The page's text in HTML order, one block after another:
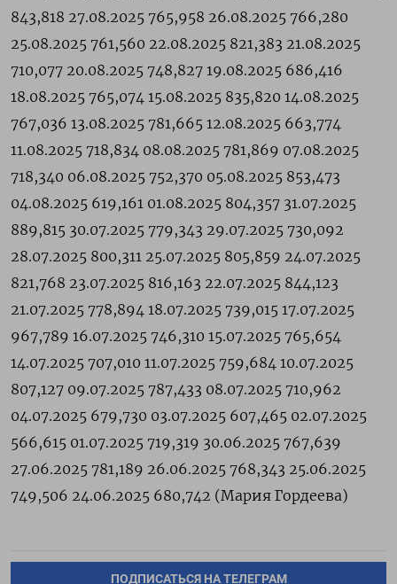
843,818 27.08.2025 765,958 26.08.2025 766,280
25.08.2025 761,560 22.08.2025 821,383 21.08.2025
710,077 20.08.2025 748,827 19.08.2025 686,416
18.08.2025 765,074 15.08.2025 835,820 14.08.2025
767,036 13.08.2025 781,665 12.08.2025 663,774
11.08.2025 718,834 08.08.2025 781,869 07.08.2025
718,340 06.08.2025 752,370 05.08.2025 853,473
04.08.2025 619,161 01.08.2025 804,357 31.07.2025
889,815 30.07.2025 779,343 29.07.2025 730,092
28.07.2025 800,311 25.07.2025 805,859 24.07.2025
821,768 23.07.2025 816,163 22.07.2025 844,123
21.07.2025 778,894 18.07.2025 739,015 17.07.2025
967,789 16.07.2025 746,310 15.07.2025 765,654
14.07.2025 707,010 11.07.2025 759,684 10.07.2025
807,127 09.07.2025 787,433 08.07.2025 710,962
04.07.2025 679,730 03.07.2025 607,465 02.07.2025
566,615 01.07.2025 719,319 30.06.2025 767,639
27.06.2025 781,189 26.06.2025 768,343 25.06.2025
749,506 24.06.2025 680,742 (Мария ‌Гордеева)
ПОДПИСАТЬСЯ НА ТЕЛЕГРАМ